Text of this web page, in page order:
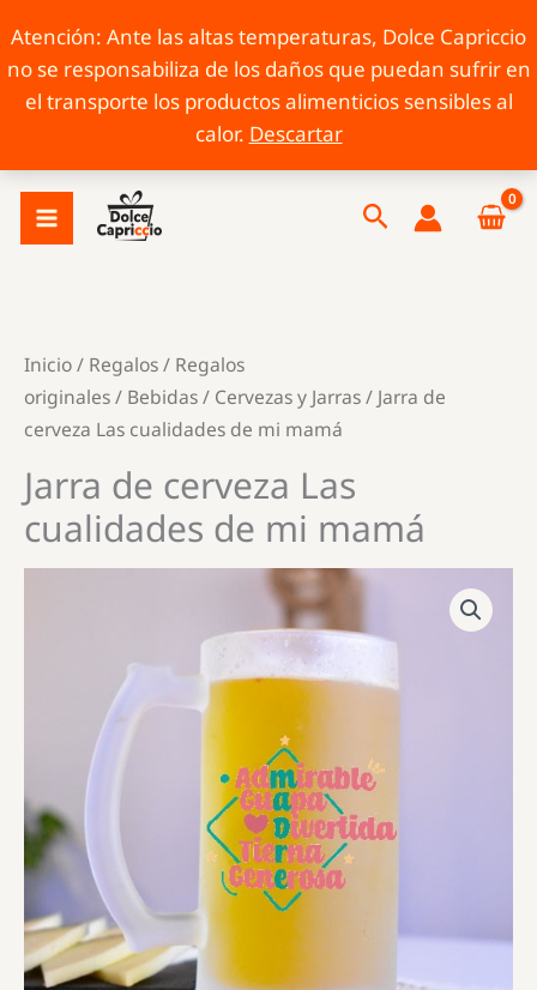
Atención: Ante las altas temperaturas, Dolce Capriccio
no se responsabiliza de los daños que puedan sufrir en
el transporte los productos alimenticios sensibles al
calor. Descartar
contenido
Buscar
Inicio/ Regalos/ Regalos
originales/ Bebidas/ Cervezas y Jarras/ Jarra de
cerveza Las cualidades de mi mamá
Jarra de cerveza Las
cualidades de mi mamá